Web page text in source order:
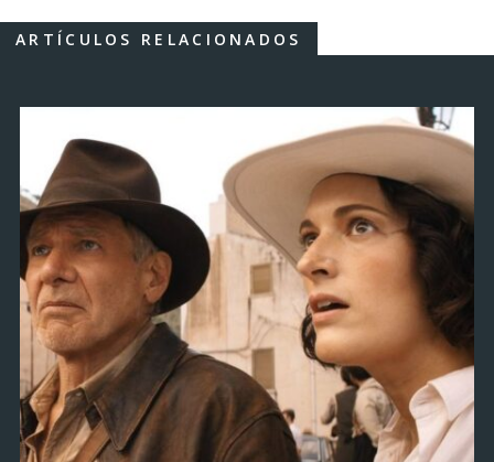
ARTÍCULOS RELACIONADOS